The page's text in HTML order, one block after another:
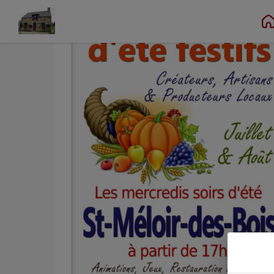
Contenu